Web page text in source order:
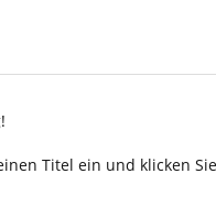
Titel ein und klicken